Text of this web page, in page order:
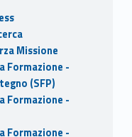
Missione
Formazione -
(SFP)
Formazione -
Formazione -